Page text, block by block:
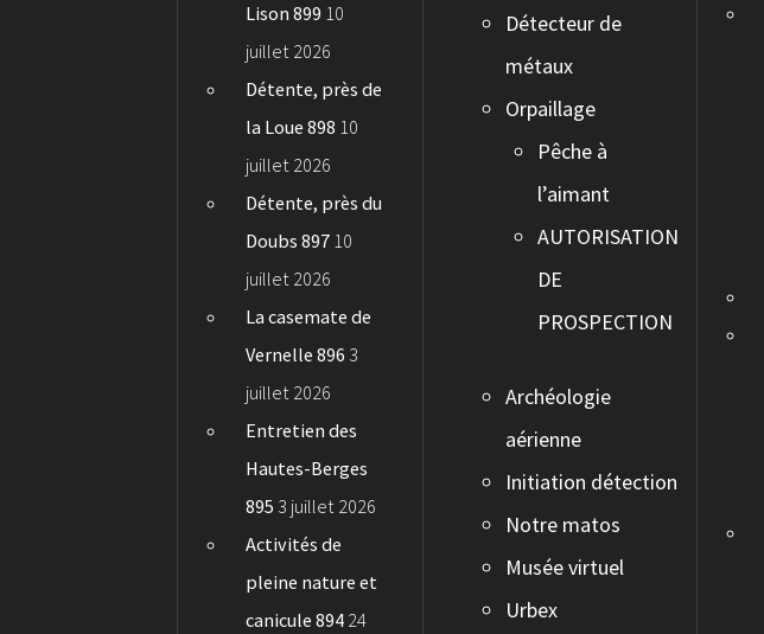
Lison 899 10
juillet 2026
Détente, près de
la Loue 898 10
juillet 2026
Détente, près du
Doubs 897 10
juillet 2026
La casemate de
Vernelle 896 3
juillet 2026
Entretien des
Hautes-Berges
895 3 juillet 2026
Activités de
pleine nature et
canicule 894 24
Détecteur de
métaux
Orpaillage
Pêche à
l’aimant
AUTORISATION
DE
PROSPECTION
Archéologie
aérienne
Initiation détection
Notre matos
Musée virtuel
Urbex